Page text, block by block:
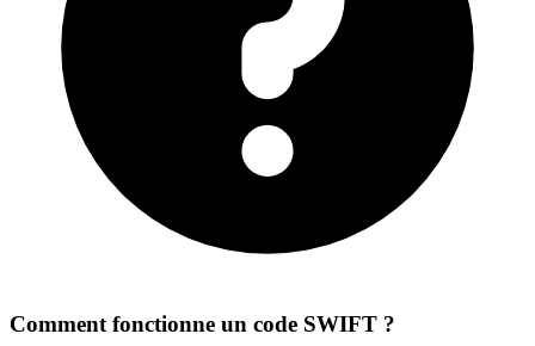
Comment fonctionne un code SWIFT ?